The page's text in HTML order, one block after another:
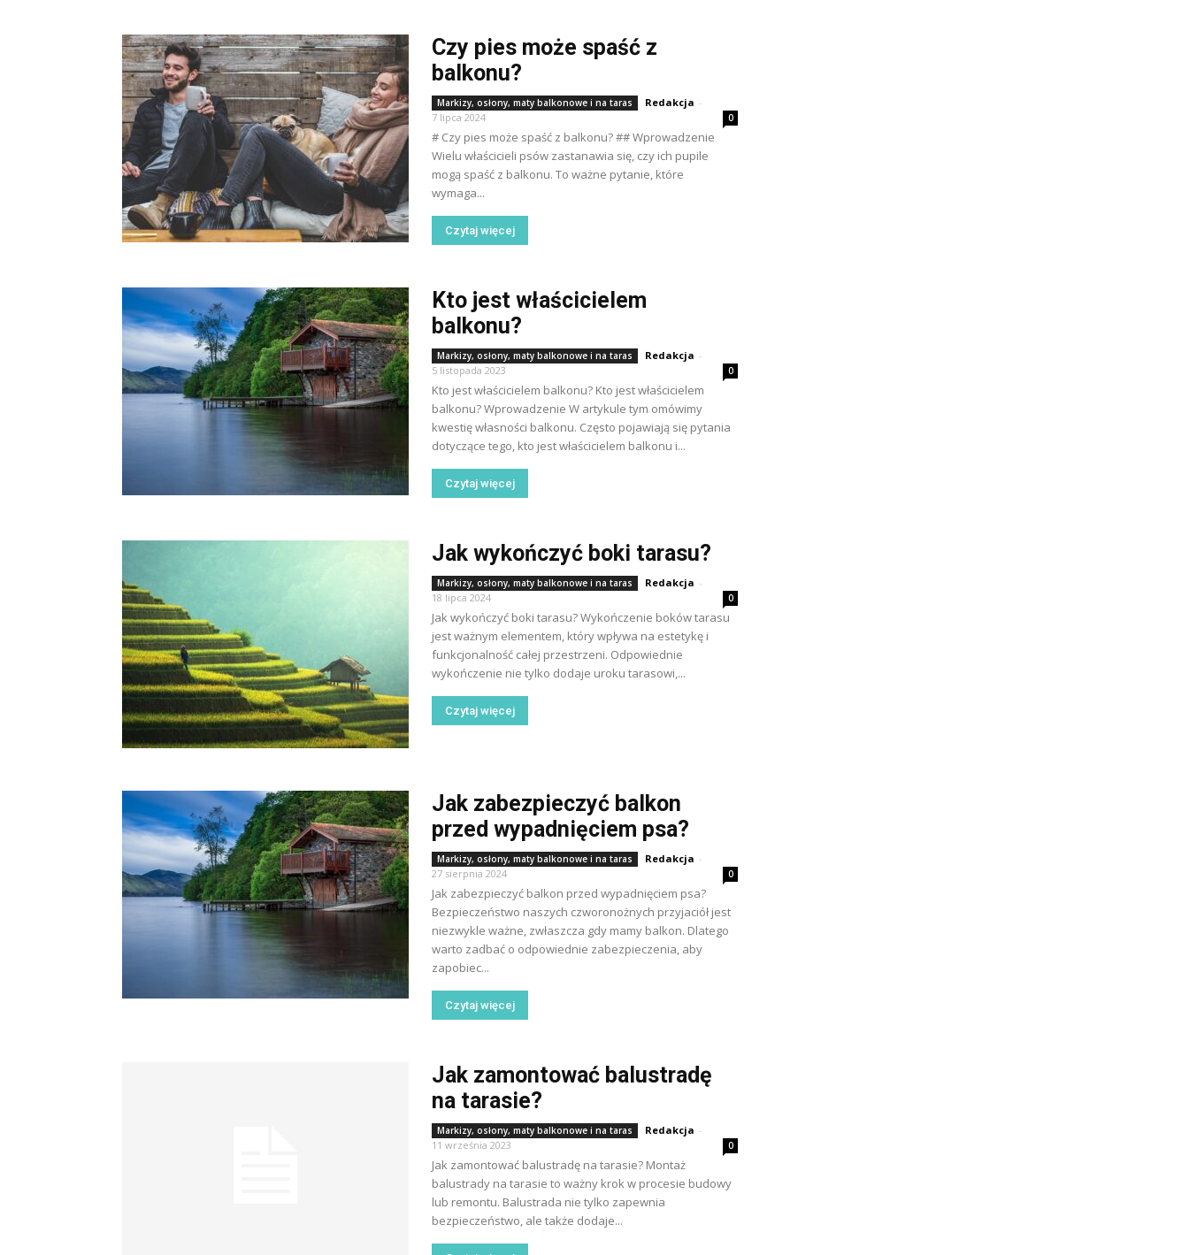
Czy pies może spaść z
balkonu?
Markizy, osłony, maty balkonowe i na taras Redakcja -
7 lipca 2024
0
# Czy pies może spaść z balkonu? ## Wprowadzenie
Wielu właścicieli psów zastanawia się, czy ich pupile
mogą spaść z balkonu. To ważne pytanie, które
wymaga...
Czytaj więcej
Kto jest właścicielem
balkonu?
Markizy, osłony, maty balkonowe i na taras Redakcja -
5 listopada 2023
0
Kto jest właścicielem balkonu? Kto jest właścicielem
balkonu? Wprowadzenie W artykule tym omówimy
kwestię własności balkonu. Często pojawiają się pytania
dotyczące tego, kto jest właścicielem balkonu i...
Czytaj więcej
Jak wykończyć boki tarasu?
Markizy, osłony, maty balkonowe i na taras Redakcja -
18 lipca 2024
0
Jak wykończyć boki tarasu? Wykończenie boków tarasu
jest ważnym elementem, który wpływa na estetykę i
funkcjonalność całej przestrzeni. Odpowiednie
wykończenie nie tylko dodaje uroku tarasowi,...
Czytaj więcej
Jak zabezpieczyć balkon
przed wypadnięciem psa?
Markizy, osłony, maty balkonowe i na taras Redakcja -
27 sierpnia 2024
0
Jak zabezpieczyć balkon przed wypadnięciem psa?
Bezpieczeństwo naszych czworonożnych przyjaciół jest
niezwykle ważne, zwłaszcza gdy mamy balkon. Dlatego
warto zadbać o odpowiednie zabezpieczenia, aby
zapobiec...
Czytaj więcej
Jak zamontować balustradę
na tarasie?
Markizy, osłony, maty balkonowe i na taras Redakcja -
11 września 2023
0
Jak zamontować balustradę na tarasie? Montaż
balustrady na tarasie to ważny krok w procesie budowy
lub remontu. Balustrada nie tylko zapewnia
bezpieczeństwo, ale także dodaje...